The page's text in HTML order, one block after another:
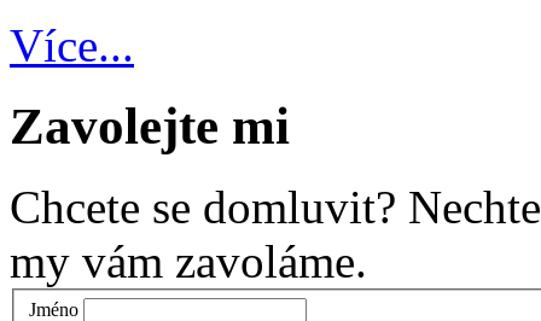
Více...
Zavolejte mi
Chcete se domluvit?
my vám zavoláme.
Jméno